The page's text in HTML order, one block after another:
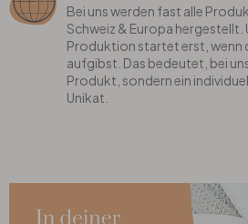
Bei uns werden fast alle
Schweiz & Europa hergestellt.
Produktion startet erst, wenn
aufgibst. Das bedeutet, bei
Produkt, sondern ein
Unikat.